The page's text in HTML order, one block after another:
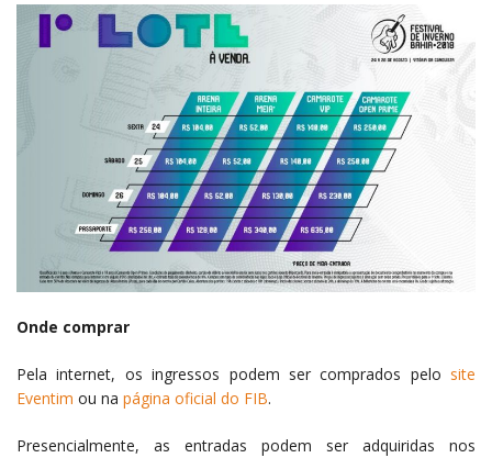
Onde comprar
Pela internet, os ingressos podem ser comprados pelo site
Eventim ou na página oficial do FIB.
Presencialmente, as entradas podem ser adquiridas nos